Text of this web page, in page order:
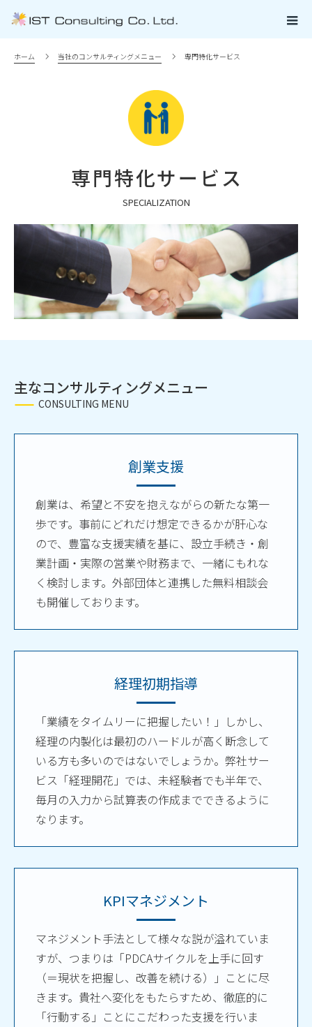
ホーム 当社のコンサルティングメニュー 専門特化サービス
専門特化サービス
SPECIALIZATION
主なコンサルティングメニュー
CONSULTING MENU
創業支援
創業は、希望と不安を抱えながらの新たな第一
歩です。事前にどれだけ想定できるかが肝心な
ので、豊富な支援実績を基に、設立手続き・創
業計画・実際の営業や財務まで、一緒にもれな
く検討します。外部団体と連携した無料相談会
も開催しております。
経理初期指導
「業績をタイムリーに把握したい！」しかし、
経理の内製化は最初のハードルが高く断念して
いる方も多いのではないでしょうか。弊社サー
ビス「経理開花」では、未経験者でも半年で、
毎月の入力から試算表の作成までできるように
なります。
KPIマネジメント
マネジメント手法として様々な説が溢れていま
すが、つまりは「PDCAサイクルを上手に回す
（＝現状を把握し、改善を続ける）」ことに尽
きます。貴社へ変化をもたらすため、徹底的に
「行動する」ことにこだわった支援を行いま